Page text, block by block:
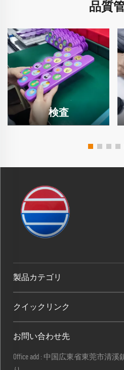
品質
検査
製品カテゴリ
クイックリンク
お問い合わせ先
Office add : 中国広東省東莞市清